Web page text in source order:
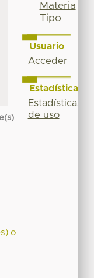
o
Materia
Tipo
Usuario
Acceder
Estadísticas
Estadísticas
de uso